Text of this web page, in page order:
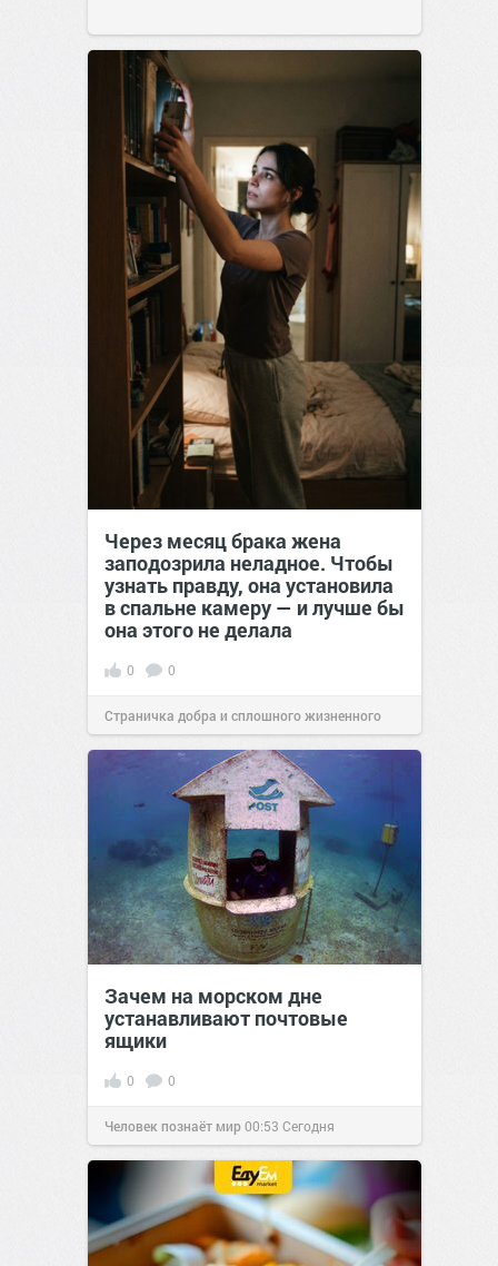
Через месяц брака жена
заподозрила неладное. Чтобы
узнать правду, она установила
в спальне камеру — и лучше бы
она этого не делала
0 0
Страничка добра и сплошного жизненного
позитива!00:29Сегодня
Зачем на морском дне
устанавливают почтовые
ящики
0 0
Человек познаёт мир00:53 Сегодня